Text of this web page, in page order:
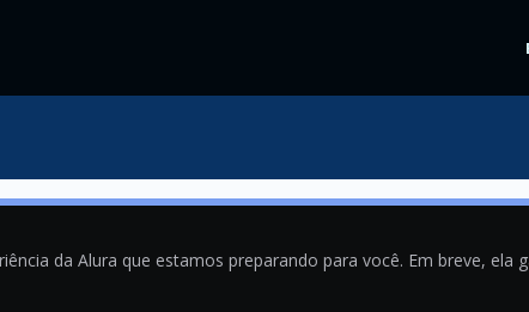
da Alura que estamos preparando para você. Em breve,